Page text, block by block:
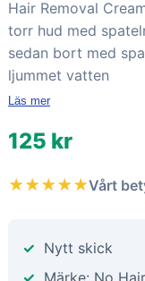
Hair Removal
torr hud med
sedan bort med
ljummet vatten
Läs mer
125 kr
★★★★★Vårt
Nytt skick
Märke: No